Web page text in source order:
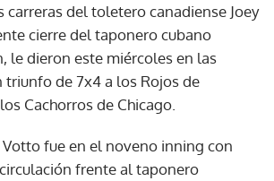
carreras del toletero canadiense Joey
cierre del taponero cubano
le dieron este miércoles en las
triunfo de 7x4 a los Rojos de
Cachorros de Chicago.
fue en el noveno inning con
frente al taponero